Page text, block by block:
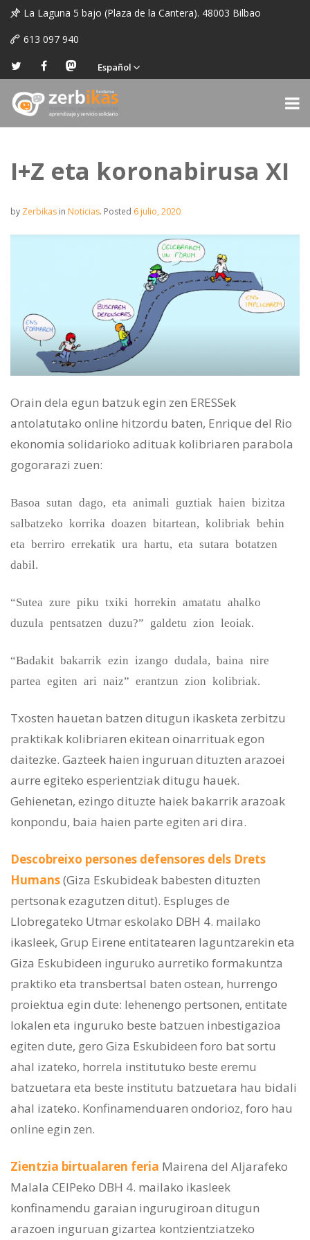
La Laguna 5 bajo (Plaza de la Cantera). 48003 Bilbao
613 097 940
Español
I+Z eta koronabirusa XI
by Zerbikas in Noticias. Posted 6 julio, 2020
Orain dela egun batzuk egin zen ERESSek
antolatutako online hitzordu baten, Enrique del Rio
ekonomia solidarioko adituak kolibriaren parabola
gogorarazi zuen:
Basoa sutan dago, eta animali guztiak haien bizitza
salbatzeko korrika doazen bitartean, kolibriak behin
eta berriro errekatik ura hartu, eta sutara botatzen
dabil.
“Sutea zure piku txiki horrekin amatatu ahalko
duzula pentsatzen duzu?” galdetu zion leoiak.
“Badakit bakarrik ezin izango dudala, baina nire
partea egiten ari naiz” erantzun zion kolibriak.
Txosten hauetan batzen ditugun ikasketa zerbitzu
praktikak kolibriaren ekitean oinarrituak egon
daitezke. Gazteek haien inguruan dituzten arazoei
aurre egiteko esperientziak ditugu hauek.
Gehienetan, ezingo dituzte haiek bakarrik arazoak
konpondu, baia haien parte egiten ari dira.
Descobreixo persones defensores dels Drets
Humans(Giza Eskubideak babesten dituzten
pertsonak ezagutzen ditut). Espluges de
Llobregateko Utmar eskolako DBH 4. mailako
ikasleek, Grup Eirene entitatearen laguntzarekin eta
Giza Eskubideen inguruko aurretiko formakuntza
praktiko eta transbertsal baten ostean, hurrengo
proiektua egin dute: lehenengo pertsonen, entitate
lokalen eta inguruko beste batzuen inbestigazioa
egiten dute, gero Giza Eskubideen foro bat sortu
ahal izateko, horrela institutuko beste eremu
batzuetara eta beste institutu batzuetara hau bidali
ahal izateko. Konfinamenduaren ondorioz, foro hau
online egin zen.
Zientzia birtualaren feria Mairena del Aljarafeko
Malala CEIPeko DBH 4. mailako ikasleek
konfinamendu garaian ingurugiroan ditugun
arazoen inguruan gizartea kontzientziatzeko